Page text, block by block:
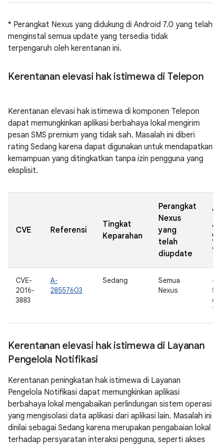
* Perangkat Nexus yang didukung di Android 7.0 yang telah
menginstal semua update yang tersedia tidak
terpengaruh oleh kerentanan ini.
Kerentanan elevasi hak istimewa di Telepon
Kerentanan elevasi hak istimewa di komponen Telepon
dapat memungkinkan aplikasi berbahaya lokal mengirim
pesan SMS premium yang tidak sah. Masalah ini diberi
rating Sedang karena dapat digunakan untuk mendapatkan
kemampuan yang ditingkatkan tanpa izin pengguna yang
eksplisit.
CVE Referensi
Tingkat
Keparahan
Perangkat
Nexus
yang
telah
diupdate
CVE-
2016-
3883
A-
28557603
Sedang
Semua
Nexus
Kerentanan elevasi hak istimewa di Layanan
Pengelola Notifikasi
Kerentanan peningkatan hak istimewa di Layanan
Pengelola Notifikasi dapat memungkinkan aplikasi
berbahaya lokal mengabaikan perlindungan sistem operasi
yang mengisolasi data aplikasi dari aplikasi lain. Masalah ini
dinilai sebagai Sedang karena merupakan pengabaian lokal
terhadap persyaratan interaksi pengguna, seperti akses